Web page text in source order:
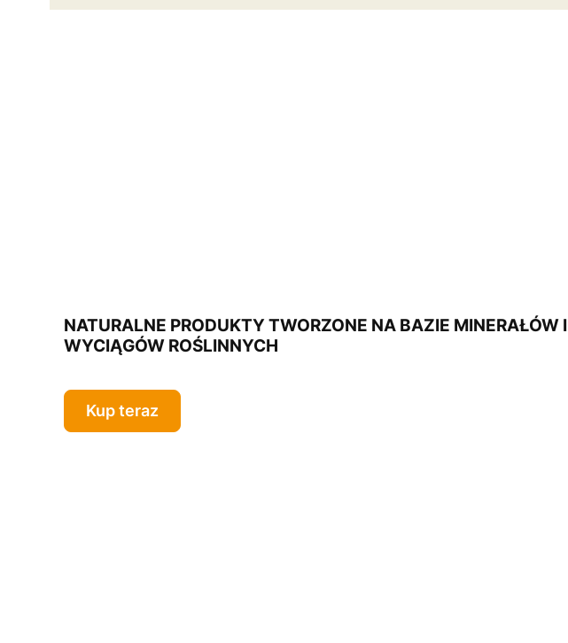
NATURALNE PRODUKTY TWORZONE NA BAZIE MINERAŁÓW I
WYCIĄGÓW ROŚLINNYCH
Kup teraz